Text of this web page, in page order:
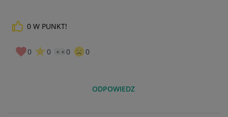
0 W PUNKT!
0 0 0 0
ODPOWIEDZ